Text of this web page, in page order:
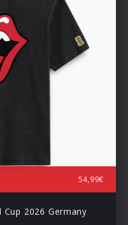
54,99€
Cup 2026 Germany